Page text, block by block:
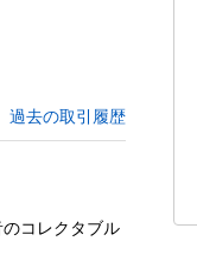
過去の取引履歴
コレクタブル